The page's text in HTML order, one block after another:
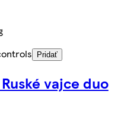
Pridať
vajce duo